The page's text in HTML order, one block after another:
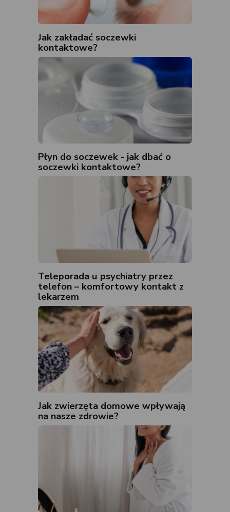
Jak zakładać soczewki
kontaktowe?
Płyn do soczewek - jak dbać o
soczewki kontaktowe?
Teleporada u psychiatry przez
telefon – komfortowy kontakt z
lekarzem
Jak zwierzęta domowe wpływają
na nasze zdrowie?